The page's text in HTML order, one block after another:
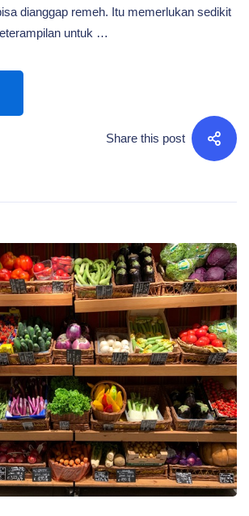
dianggap remeh. Itu memerlukan sedikit
untuk …
Share this post